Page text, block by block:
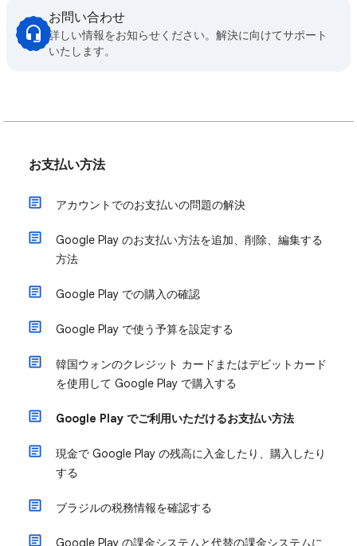
お問い合わせ
詳しい情報をお知らせください。解決に向けてサポート
いたします。
お支払い方法
アカウントでのお支払いの問題の解決
Google Play のお支払い方法を追加、削除、編集する
方法
Google Play での購入の確認
Google Play で使う予算を設定する
韓国ウォンのクレジット カードまたはデビットカード
を使用して Google Play で購入する
Google Play でご利用いただけるお支払い方法
現金で Google Play の残高に入金したり、購入したり
する
ブラジルの税務情報を確認する
Google Play の課金システムと代替の課金システムに